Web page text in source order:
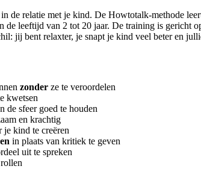
de relatie met je kind. De Howtotalk-methode
de leeftijd van 2 tot 20 jaar. De training is gericht
jij bent relaxter, je snapt je kind veel beter en
zonder ze te veroordelen
kwetsen
de sfeer goed te houden
en krachtig
kind te creëren
in plaats van kritiek te geven
uit te spreken